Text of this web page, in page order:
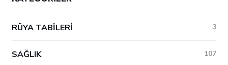
RÜYA TABILERI 3
SAĞLIK 107